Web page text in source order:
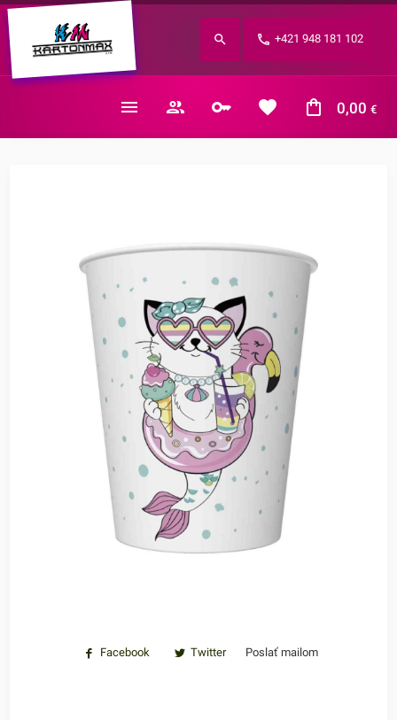
+421 948 181 102
0,00 €
Zabudnuté heslo?
E-mail
Facebook Twitter Poslať mailom